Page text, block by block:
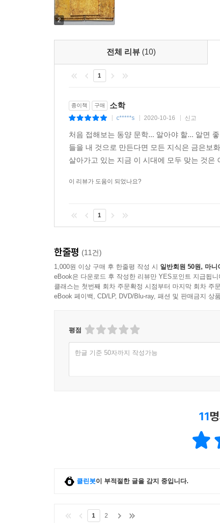
2
전체 리뷰 (10)
1
종이책 구매 소학
c*****s 2020-10-16 신고
처음 접해보는 동양 문학... 알아야 할... 알면
들을 내 것으로 만든다면 모든 지식은 금은보
살아가고 있는 지금 이 시대에 모두 맞는 것
이 리뷰가 도움이 되었나요?
1
한줄평 (11건)
1,000원 이상 구매 후 한줄평 작성 시 일반회원 50원, 마니
eBook은 다운로드 후 작성한 리뷰만 YES포인트 지급됩니
클래스는 첫번째 회차 주문확정 시점부터 마지막 회차 주
eBook 페이백, CD/LP, DVD/Blu-ray, 패션 및 판매금지 상
평점
한글 기준 50자까지 작성가능
11
클린봇이 부적절한 글을 감지 중입니다.
1 2